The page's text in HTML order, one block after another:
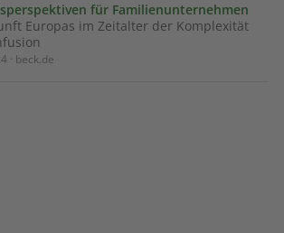
für Familienunternehmen
Europas im Zeitalter der Komplexität
· beck.de